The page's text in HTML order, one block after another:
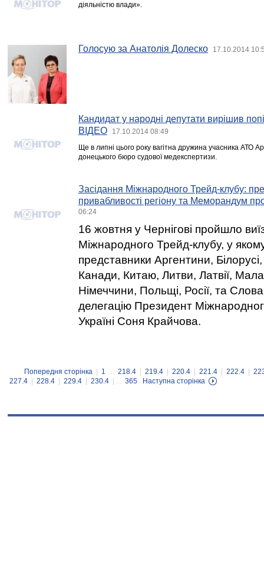
діяльністю влади».
Голосую за Анатолія Долеско 17.10.2014
Кандидат у народні депутати вирішив
ВІДЕО
17.10.2014 08:49
Ще в липні цього року вагітна дружина учасника АТО
донецького бюро судової медекспертизи.
Засідання Міжнародного Трейд-клубу:
привабливості регіону та Меморандум
06:24
16 жовтня у Чернігові пройшло
Міжнародного Трейд-клубу, у
представники Аргентини, Білорусі,
Канади, Китаю, Литви, Латвії,
Німеччини, Польщі, Росії, та
делегацію Президент
Україні Соня Крайчова.
Попередня сторінка 1 ... 218.4 219.4 220.4 221.4 222.4
227.4
228.4 229.4 230.4 | ... 365 Наступна сторінка